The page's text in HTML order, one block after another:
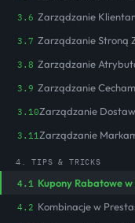
3.6 Zarządzanie
3.7 Zarządzanie Stroną
3.8 Zarządzanie
3.9 Zarządzanie
3.10Zarządzanie
3.11Zarządzanie
4. TIPS & TRICKS
4.1 Kupony Rabatowe
4.2 Kombinacje w